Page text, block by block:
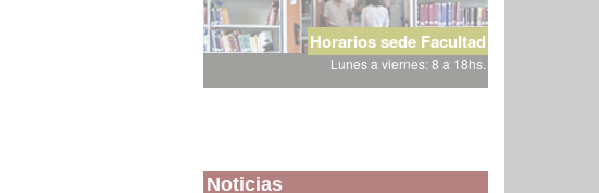
Horarios sede Facultad
Lunes a viernes: 8 a 18hs.
Noticias